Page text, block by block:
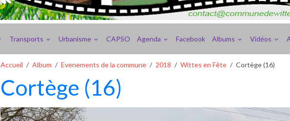
Transports Urbanisme CAPSO Agenda Facebook Albums Vidéos
Accueil Album Evenements de la commune 2018 Wittes en Fête Cortège (16)
Cortège (16)